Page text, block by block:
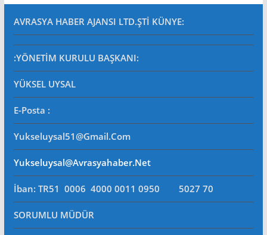
AVRASYA HABER AJANSI LTD.ŞTİ KÜNYE:
:YÖNETİM KURULU BAŞKANI:
YÜKSEL UYSAL
E-Posta :
Yukseluysal51@gmail.com
Yukseluysal@avrasyahaber.net
İban: TR51 0006 4000 0011 0950 5027 70
SORUMLU MÜDÜR